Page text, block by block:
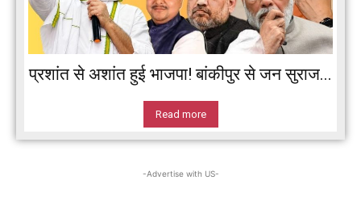
प्रशांत से अशांत हुई भाजपा! बांकीपुर से जन सुराज...
Read more
-Advertise with US-